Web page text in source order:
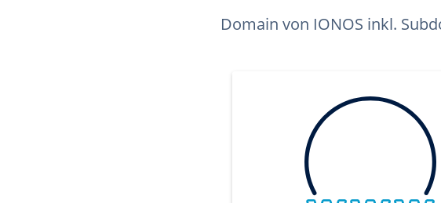
Domain von IONOS inkl.